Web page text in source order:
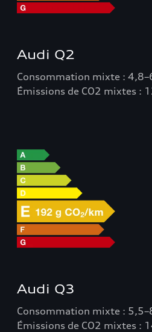
Audi Q2
Consommation mixte :
Émissions de CO2 mixtes :
Audi Q3
Consommation mixte :
Émissions de CO2 mixtes :